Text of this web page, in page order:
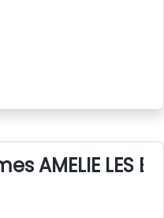
AMELIE LES